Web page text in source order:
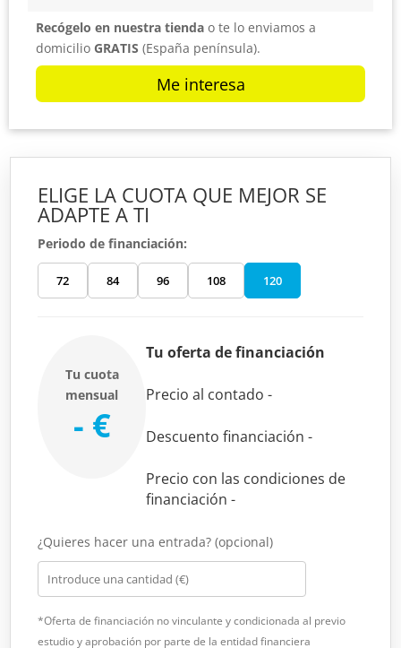
Recógelo en nuestra tienda o te lo enviamos a
domicilio GRATIS (España península).
Me interesa
ELIGE LA CUOTA QUE MEJOR SE
ADAPTE A TI
Periodo de financiación:
72 84 96 108 120
Tu cuota
mensual
- €
Tu oferta de financiación
Precio al contado-
Descuento financiación-
Precio con las condiciones de
financiación-
¿Quieres hacer una entrada? (opcional)
*Oferta de financiación no vinculante y condicionada al previo
estudio y aprobación por parte de la entidad financiera